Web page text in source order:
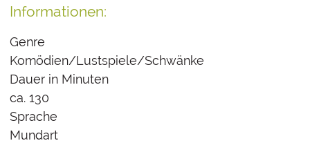
Informationen:
Genre
Komödien/Lustspiele/Schwänke
Dauer in Minuten
ca. 130
Sprache
Mundart